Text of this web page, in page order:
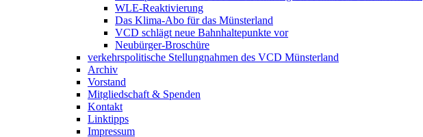
WLE-Reaktivierung
Das Klima-Abo für das Münsterland
VCD schlägt neue Bahnhaltepunkte vor
Neubürger-Broschüre
verkehrspolitische Stellungnahmen des VCD Münsterland
Archiv
Vorstand
Mitgliedschaft & Spenden
Kontakt
Linktipps
Impressum